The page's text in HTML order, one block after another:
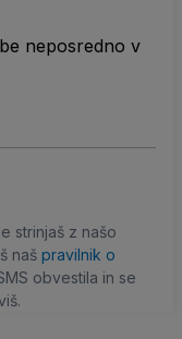
neposredno v
strinjaš z našo
naš pravilnik o
obvestila in se